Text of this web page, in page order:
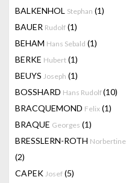
BALKENHOL Stephan (1)
BAUER Rudolf (1)
BEHAM Hans Sebald (1)
BERKE Hubert (1)
BEUYS Joseph (1)
BOSSHARD Hans Rudolf(10)
BRACQUEMOND Felix (1)
BRAQUE Georges (1)
BRESSLERN-ROTH Norbertine
(2)
CAPEK Josef (5)